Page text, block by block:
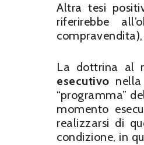
Altra tesi
riferirebbe
La dottrina al
esecutivo
“programma”
momento
realizzarsi di
condizione, in